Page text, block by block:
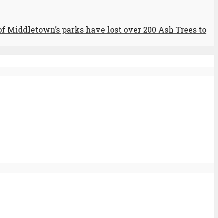
Middletown’s parks have lost over 200 Ash Trees to